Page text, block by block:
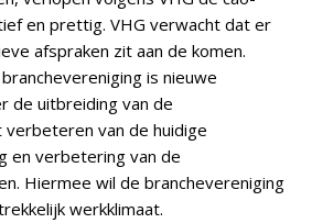
en prettig. VHG verwacht dat er
afspraken zit aan de komen.
is nieuwe
de uitbreiding van de
van de huidige
en verbetering van de
Hiermee wil de branchevereniging
werkklimaat.